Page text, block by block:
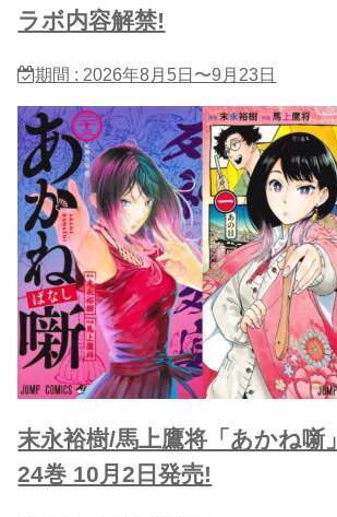
ラボ内容解禁!
期間 : 2026年8月5日〜9月23日
末永裕樹/馬上鷹将「あかね噺
24巻 10月2日発売!